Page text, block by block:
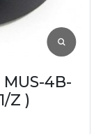
4B-
Z )